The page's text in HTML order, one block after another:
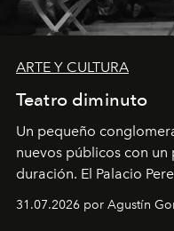
ARTE Y CULTURA
Teatro diminuto
Un pequeño
nuevos públicos con
duración. El Palacio
son algunos de los
miniobras. Sus
31.07.2026 por Agustín